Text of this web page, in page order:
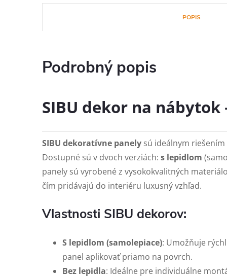
POPIS
Podrobný popis
SIBU dekor na
SIBU dekoratívne panely sú ideálnym
Dostupné sú v dvoch verziách: s lepidlom
panely sú vyrobené z vysokokvalitných
čím pridávajú do interiéru luxusný vzhľad.
Vlastnosti SIBU dekorov:
S lepidlom (samolepiace): Umožňuje
panel aplikovať priamo na povrch.
Bez lepidla: Ideálne pre individuálne